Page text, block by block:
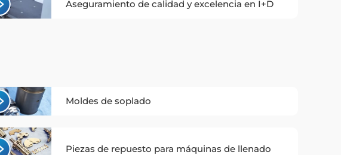
Aseguramiento de calidad y excelencia en I+D
Moldes de soplado
Piezas de repuesto para máquinas de llenado